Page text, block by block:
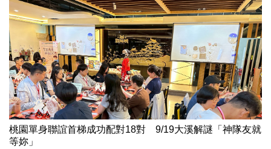
桃園單身聯誼首梯成功配對18對 9/19大溪解謎「神隊友就
等妳」